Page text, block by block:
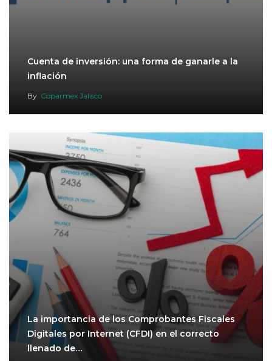
Cuenta de inversión: una forma de ganarle a la
inflación
By Coparmex Jalisco
La importancia de los Comprobantes Fiscales
Digitales por Internet (CFDI) en el correcto
llenado de…